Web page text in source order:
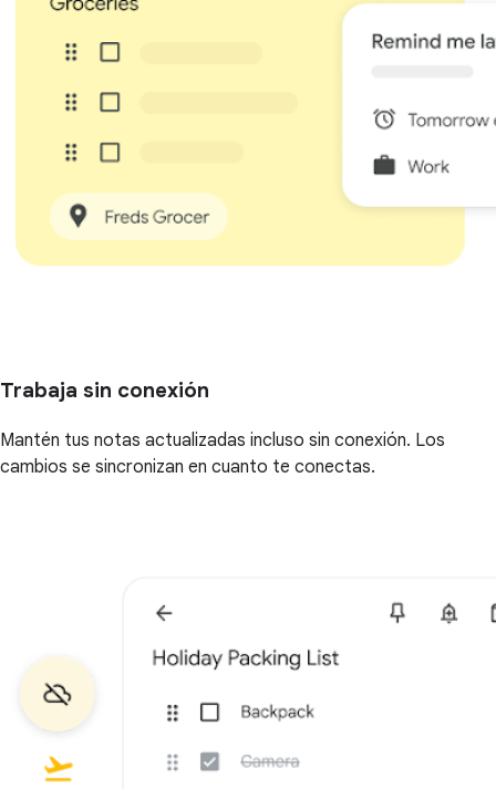
Trabaja sin conexión
Mantén tus notas actualizadas incluso sin conexión. Los
cambios se sincronizan en cuanto te conectas.